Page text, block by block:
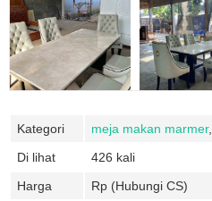
Kategori meja makan marmer,
Di lihat
426 kali
Harga
Rp (Hubungi CS)